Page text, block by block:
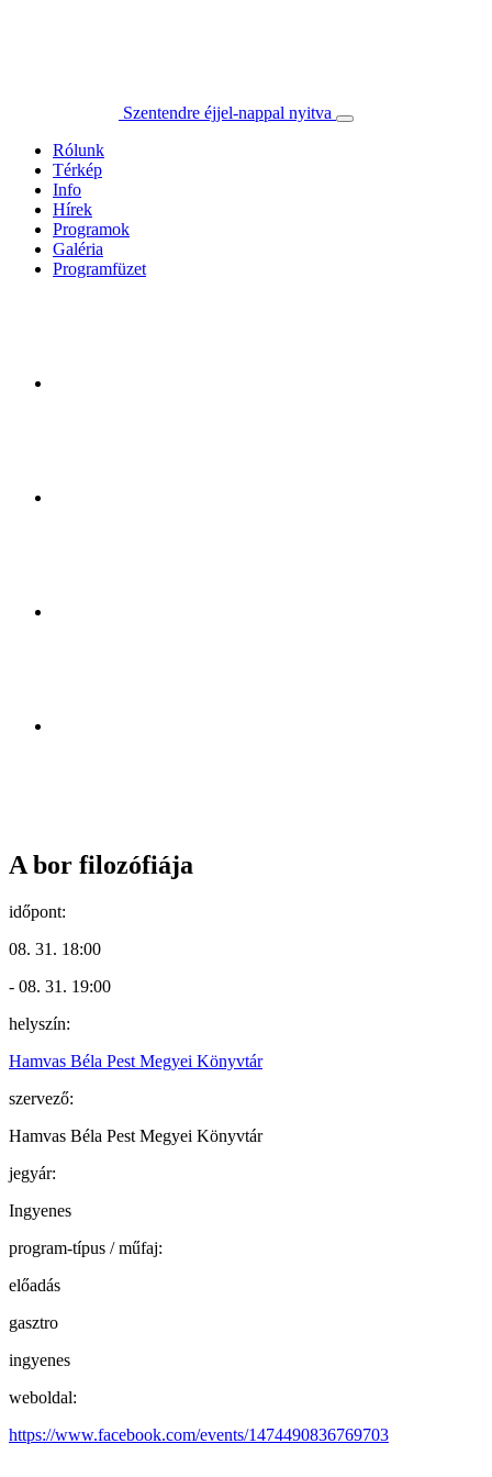
Szentendre éjjel-nappal nyitva
Rólunk
Térkép
Info
Hírek
Programok
Galéria
Programfüzet
A bor filozófiája
időpont:
08. 31. 18:00
- 08. 31. 19:00
helyszín:
Hamvas Béla Pest Megyei Könyvtár
szervező:
Hamvas Béla Pest Megyei Könyvtár
jegyár:
Ingyenes
program-típus / műfaj:
előadás
gasztro
ingyenes
weboldal:
https://www.facebook.com/events/1474490836769703